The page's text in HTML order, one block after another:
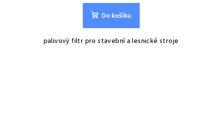
Do košíku
palivový filtr pro stavební a lesnické stroje